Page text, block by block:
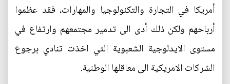
أمريكا في التجارة والتكنولوجيا والمهارات، فقد عظموا
أرباحهم ولكن ذلك أدى الى تدمير مجتمعهم وارتفاع في
مستوى الايدلوجية الشعبوية التي اخذت تنادي برجوع
الشركات الامريكية الى معاقلها الوطنية.